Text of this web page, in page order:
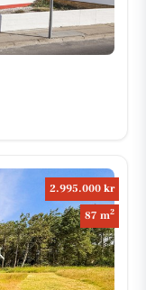
2.995.000 kr
87 m2